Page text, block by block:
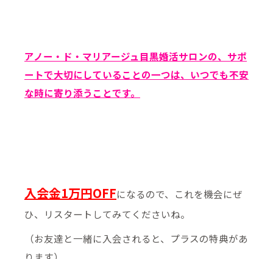
アノー・ド・マリアージュ目黒婚活サロンの、サポ
ートで大切にしていることの一つは、いつでも不安
な時に寄り添うことです。
入会金1万円OFFになるので、これを機会にぜ
ひ、リスタートしてみてくださいね。
（お友達と一緒に入会されると、プラスの特典があ